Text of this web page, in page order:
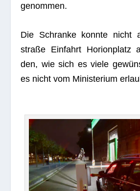
genommen.
Die Schranke konnte nicht
straße Ein­fahrt Hori­onplatz
den, wie sich es viele
es nicht vom Minis­te­rium